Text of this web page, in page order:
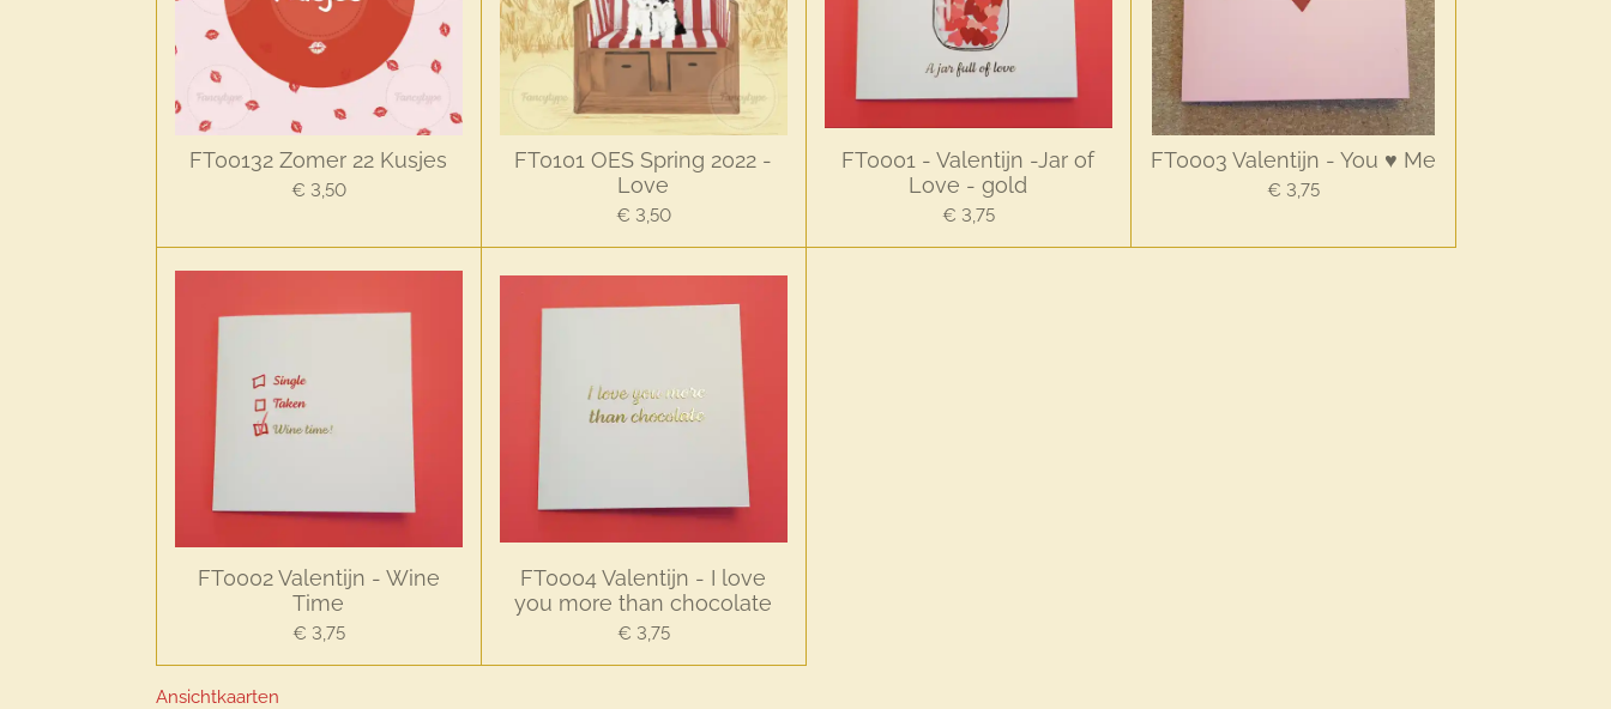
FT00132 Zomer 22 Kusjes
€ 3,50
FT0101 OES Spring 2022 -
Love
€ 3,50
FT0001 - Valentijn -Jar of
Love - gold
€ 3,75
FT0003 Valentijn - You ♥ Me
€ 3,75
FT0002 Valentijn - Wine
Time
€ 3,75
FT0004 Valentijn - I love
you more than chocolate
€ 3,75
Ansichtkaarten